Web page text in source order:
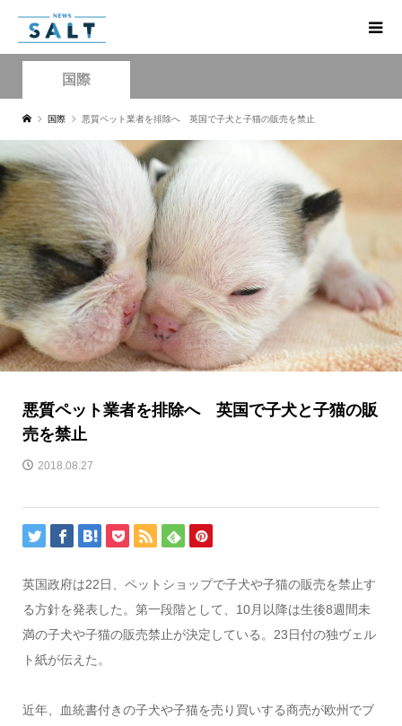
国際
国際 悪質ペット業者を排除へ 英国で子犬と子猫の販売を禁止
悪質ペット業者を排除へ 英国で子犬と子猫の販
売を禁止
2018.08.27
英国政府は22日、ペットショップで子犬や子猫の販売を禁止す
る方針を発表した。第一段階として、10月以降は生後8週間未
満の子犬や子猫の販売禁止が決定している。23日付の独ヴェル
ト紙が伝えた。
近年、血統書付きの子犬や子猫を売り買いする商売が欧州でブ